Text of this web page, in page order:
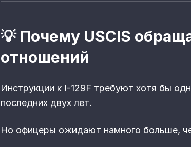
💡 Почему USCIS
отношений
Инструкции к I-129F требуют хотя бы
последних двух лет.
Но офицеры ожидают намного больше,